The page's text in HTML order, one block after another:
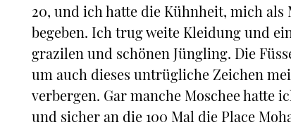
20, und ich hatte die Kühnheit, mich
begeben. Ich trug weite Kleidung und
grazilen und schönen Jüngling. Die
um auch dieses untrügliche Zeichen
verbergen. Gar manche Moschee hatte
und sicher an die 100 Mal die Place